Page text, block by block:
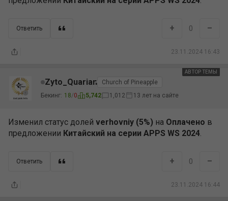
Ответить
23.11.2024 16:43
+ 0 –
АВТОР
Zyto_Quarian
АВТОР ТЕМЫ
Church of Pineapple
Бекинг: 18/0 5,742 1,012 13 лет на сайте
Изменил статус долей verhovniy (5%) на Оплачено в
предложении Китайский на серии APPS WS 2024.
Ответить
23.11.2024 16:44
+ 0 –